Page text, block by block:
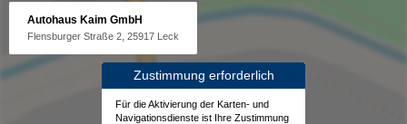
Autohaus Kaim GmbH
Flensburger Straße 2, 25917 Leck
Zustimmung erforderlich
Für die Aktivierung der Karten- und
Navigationsdienste ist Ihre Zustimmung